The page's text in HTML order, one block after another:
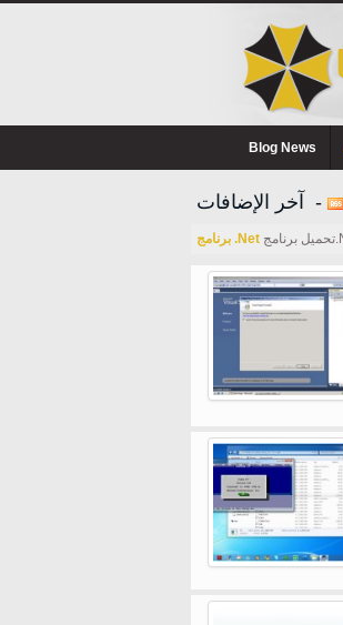
Blog News
آخر الإضافات -
برنامج .Net